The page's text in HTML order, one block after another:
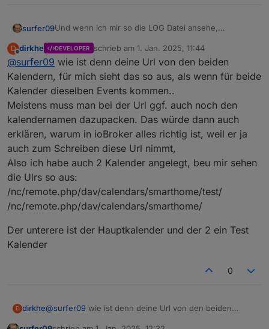
surfer09Und wenn ich mir so die LOG Datei ansehe,
Die aufgeführten Termine, die er findet, sind nur im
Kalender "Dennis &" eingetragen, nicht im
Arbeitskalender. Die findet er aber ja scheinbar auch
im Arbeitskalender...
D
Offline
dirkhe DEVELOPER schrieb am 1. Jan. 2025, 11:44
zuletzt editiert von
@surfer09 wie ist denn deine Url von den beiden
Kalendern, für mich sieht das so aus, als wenn für beide
Kalender dieselben Events kommen..
Meistens muss man bei der Url ggf. auch noch den
kalendernamen dazupacken. Das würde dann auch
erklären, warum in ioBroker alles richtig ist, weil er ja
auch zum Schreiben diese Url nimmt,
Also ich habe auch 2 Kalender angelegt, beu mir sehen
die Ulrs so aus:
/nc/remote.php/dav/calendars/smarthome/test/
/nc/remote.php/dav/calendars/smarthome/
Der unterere ist der Hauptkalender und der 2 ein Test
Kalender
0
D dirkhe@surfer09 wie ist denn deine Url von den beiden